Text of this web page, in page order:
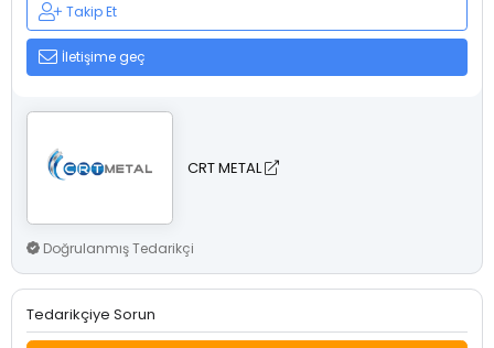
Takip Et
İletişime geç
CRT METAL
Doğrulanmış Tedarikçi
Tedarikçiye Sorun